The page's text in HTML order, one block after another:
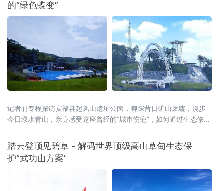
的“绿色蝶变”
记者们专程探访安福县起凤山遗址公园，脚踩昔日矿山废墟，漫步
今日绿水青山，亲身感受这座曾经的“城市伤疤”，如何通过生态修复
践行“绿水青山就是金山银山”
踏云登顶见碧草 - 解码世界顶级高山草甸生态保
护“武功山方案”